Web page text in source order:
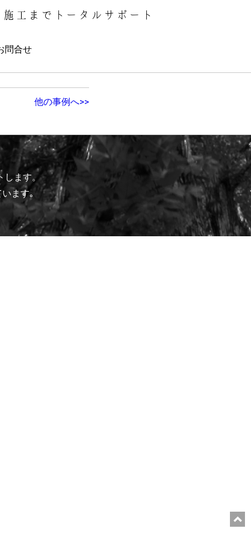
工までトータルサポート
問合せ
他の事例へ>>
します。
ます｡